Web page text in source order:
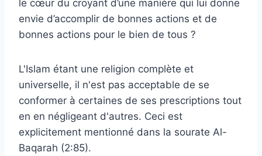
le cœur du croyant d’une manière qui lui donne
envie d’accomplir de bonnes actions et de
bonnes actions pour le bien de tous ?
L'Islam étant une religion complète et
universelle, il n'est pas acceptable de se
conformer à certaines de ses prescriptions tout
en en négligeant d'autres. Ceci est
explicitement mentionné dans la sourate Al-
Baqarah (2:85).